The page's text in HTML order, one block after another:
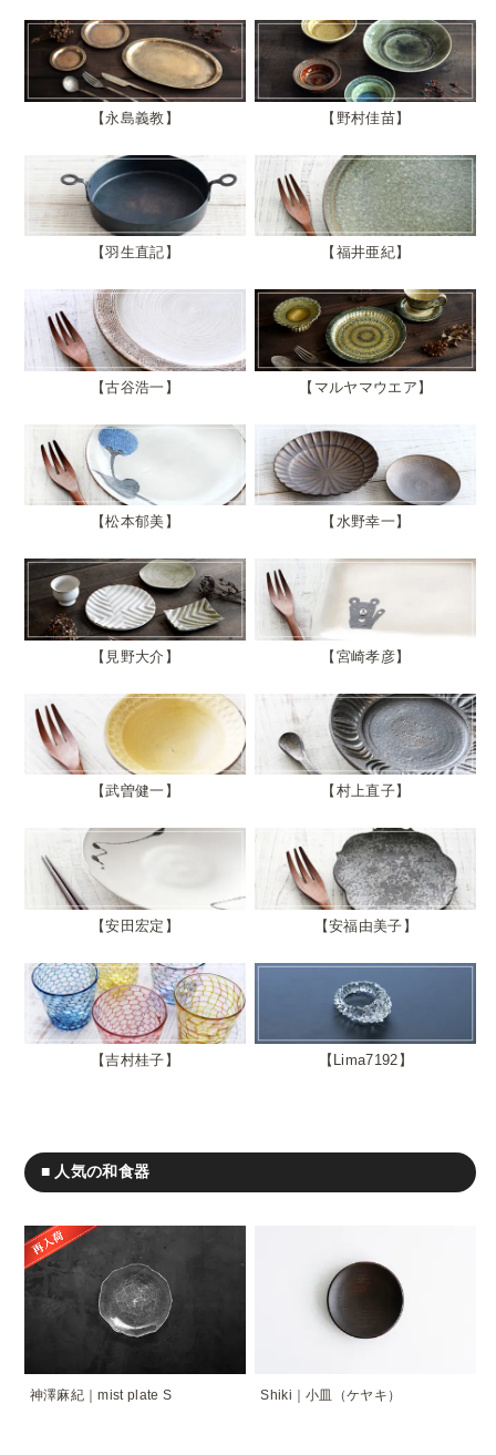
永島義教 野村佳苗
羽生直記 福井亜紀
古谷浩一 マルヤマウエア
松本郁美 水野幸一
見野大介 宮崎孝彦
武曽健一 村上直子
安田宏定 安福由美子
吉村桂子 Lima7192
■ 人気の和食器
神澤麻紀｜mist plate S Shiki｜小皿（ケヤキ）